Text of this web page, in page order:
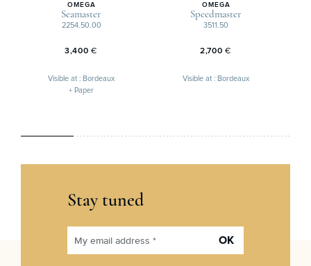
OMEGA
Seamaster
2254.50.00
3,400 €
Visible at : Bordeaux
+ Paper
OMEGA
Speedmaster
3511.50
2,700 €
Visible at : Bordeaux
Stay tuned
My email address * OK